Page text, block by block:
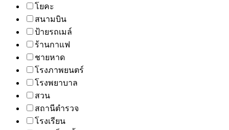
โยคะ
สนามบิน
ป้ายรถเมล์
ร้านกาแฟ
ชายหาด
โรงภาพยนตร์
โรงพยาบาล
สวน
สถานีตำรวจ
โรงเรียน